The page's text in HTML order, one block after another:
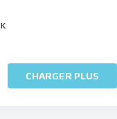
CHARGER PLUS